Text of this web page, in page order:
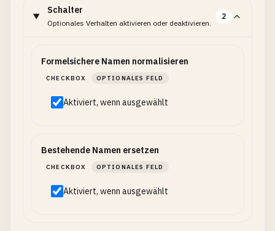
Schalter
Optionales Verhalten aktivieren oder deaktivieren.
2
Formelsichere Namen normalisieren
CHECKBOX OPTIONALES FELD
Aktiviert, wenn ausgewählt
Bestehende Namen ersetzen
CHECKBOX OPTIONALES FELD
Aktiviert, wenn ausgewählt